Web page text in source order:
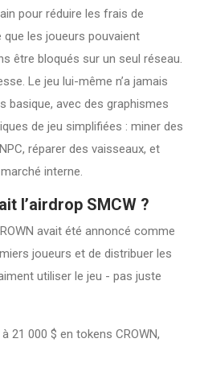
pour réduire les frais de
les joueurs pouvaient
être bloqués sur un seul réseau.
Le jeu lui-même n’a jamais
basique, avec des graphismes
de jeu simplifiées : miner des
réparer des vaisseaux, et
interne.
l’airdrop SMCW ?
avait été annoncé comme
joueurs et de distribuer les
utiliser le jeu - pas juste
21 000 $ en tokens CROWN,